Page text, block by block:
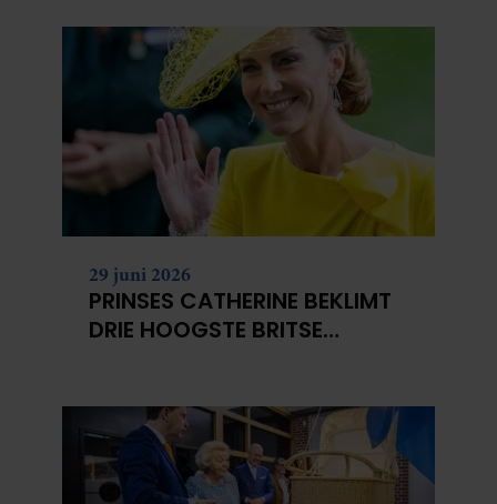
29 juni 2026
PRINSES CATHERINE BEKLIMT
DRIE HOOGSTE BRITSE